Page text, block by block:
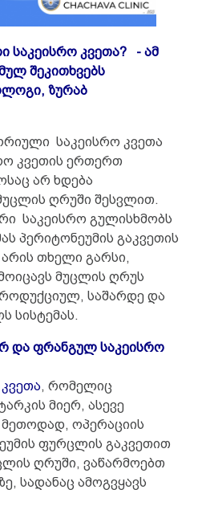
საკეისრო კვეთა? - ამ
შეკითხვებს
ზურაბ
საკეისრო კვეთა
კვეთის ერთერთ
არ ხდება
ღრუში შესვლით.
საკეისრო გულისხმობს
პერიტონეუმის გაკვეთის
თხელი გარსი,
მუცლის ღრუს
საშარდე და
სისტემას.
და ფრანგულ საკეისრო
, რომელიც
მიერ, ასევე
ოპერაციის
ფურცლის გაკვეთით
ღრუში, ვაწარმოებთ
სადანაც ამოგვყავს